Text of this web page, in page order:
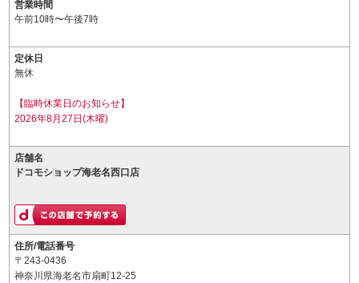
営業時間
午前10時〜午後7時
定休日
無休
【臨時休業日のお知らせ】
2026年8月27日(木曜)
店舗名
ドコモショップ海老名西口店
住所/電話番号
〒243-0436
神奈川県海老名市扇町12-25